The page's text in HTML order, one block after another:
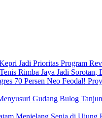
Jadi Prioritas Program
Rimba Jaya Jadi
Neo Feodal!
Gudang Bulog
Menjelang Senja di Ujung